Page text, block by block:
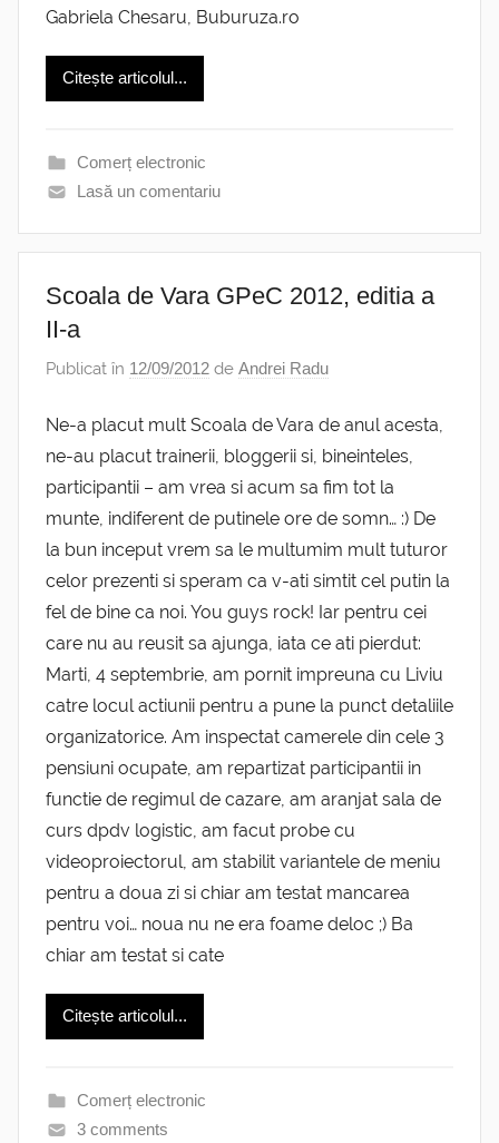
Gabriela Chesaru, Buburuza.ro
Citește articolul...
Comerț electronic
Lasă un comentariu
Scoala de Vara GPeC 2012, editia a
II-a
Publicat în 12/09/2012 de Andrei Radu
Ne-a placut mult Scoala de Vara de anul acesta,
ne-au placut trainerii, bloggerii si, bineinteles,
participantii – am vrea si acum sa fim tot la
munte, indiferent de putinele ore de somn… :) De
la bun inceput vrem sa le multumim mult tuturor
celor prezenti si speram ca v-ati simtit cel putin la
fel de bine ca noi. You guys rock! Iar pentru cei
care nu au reusit sa ajunga, iata ce ati pierdut:
Marti, 4 septembrie, am pornit impreuna cu Liviu
catre locul actiunii pentru a pune la punct detaliile
organizatorice. Am inspectat camerele din cele 3
pensiuni ocupate, am repartizat participantii in
functie de regimul de cazare, am aranjat sala de
curs dpdv logistic, am facut probe cu
videoproiectorul, am stabilit variantele de meniu
pentru a doua zi si chiar am testat mancarea
pentru voi… noua nu ne era foame deloc ;) Ba
chiar am testat si cate
Citește articolul...
Comerț electronic
3 comments